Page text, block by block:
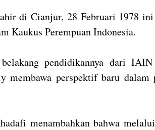
di Cianjur, 28 Februari 1978 ini
Kaukus Perempuan Indonesia.
pendidikannya dari
membawa perspektif baru dalam
menambahkan bahwa